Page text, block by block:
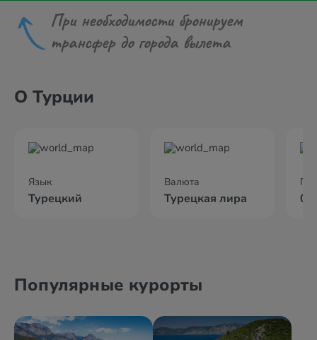
При необходимости бронируем
трансфер до города вылета
О Турции
Язык
Турецкий
Валюта
Турецкая лира
Популярные курорты